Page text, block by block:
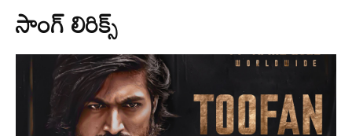
సాంగ్ లిరిక్స్